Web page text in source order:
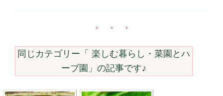
＊ ＊ ＊
同じカテゴリー「 楽しむ暮らし・菜園とハ
ーブ園 」の記事です♪